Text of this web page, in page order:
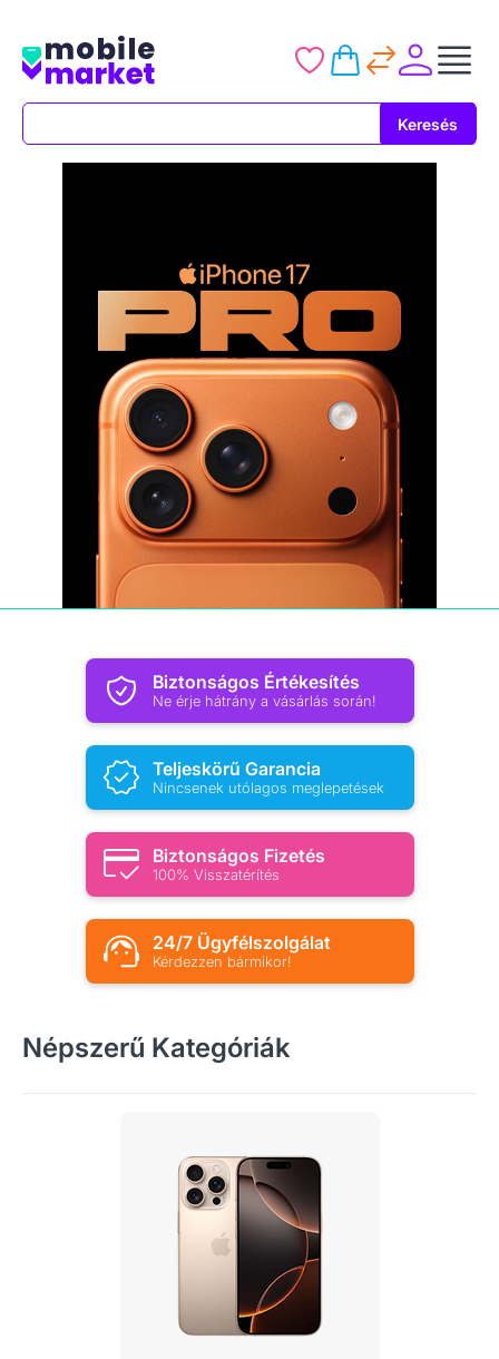
Keresés
Biztonságos Értékesítés
Ne érje hátrány a vásárlás során!
Teljeskörű Garancia
Nincsenek utólagos meglepetések
Biztonságos Fizetés
100% Visszatérítés
24/7 Ügyfélszolgálat
Kérdezzen bármikor!
Népszerű Kategóriák